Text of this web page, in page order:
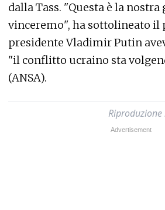
dalla Tass. "Questa è la nostra
vinceremo", ha sottolineato il
presidente Vladimir Putin
"il conflitto ucraino sta
(ANSA).